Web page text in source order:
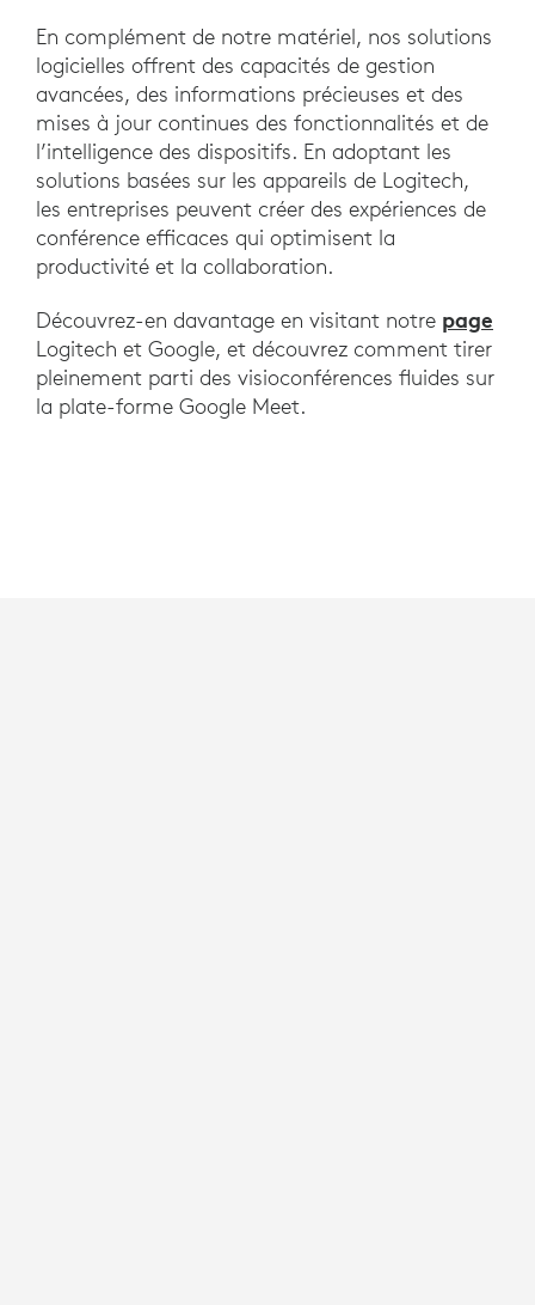
En complément de notre matériel, nos solutions
logicielles offrent des capacités de gestion
avancées, des informations précieuses et des
mises à jour continues des fonctionnalités et de
l’intelligence des dispositifs. En adoptant les
solutions basées sur les appareils de Logitech,
les entreprises peuvent créer des expériences de
conférence efficaces qui optimisent la
productivité et la collaboration.
Découvrez-en davantage en visitant notre page
Logitech et Google, et découvrez comment tirer
pleinement parti des visioconférences fluides sur
la plate-forme Google Meet.